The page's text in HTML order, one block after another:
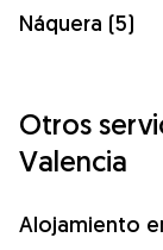
Náquera (5)
Otros
Valencia
Alojamiento